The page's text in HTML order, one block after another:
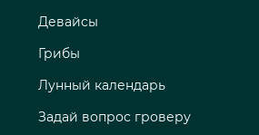
Девайсы
Грибы
Лунный календарь
Задай вопрос гроверу